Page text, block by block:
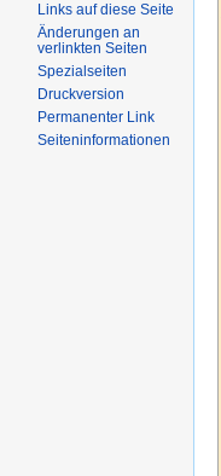
Links auf diese Seite
Änderungen an
verlinkten Seiten
Spezialseiten
Druckversion
Permanenter Link
Seiten­informationen